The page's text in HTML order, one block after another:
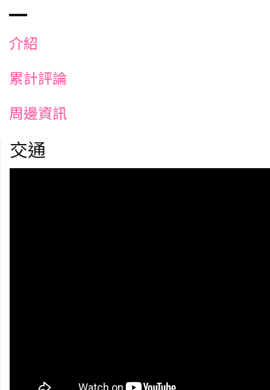
介紹
累計評論
周邊資訊
交通